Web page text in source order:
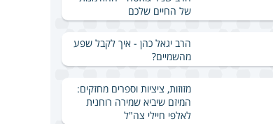
של החיים שלכם
הרב יגאל כהן - איך לקבל שפע
מהשמיים?
מזוזות, ציציות וספרים מחזקים:
המיזם שיביא שמירה רוחנית
לאלפי חיילי צה"ל